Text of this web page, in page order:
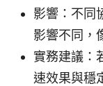
影響：不同
影響不同，
實務建議：
速效果與穩